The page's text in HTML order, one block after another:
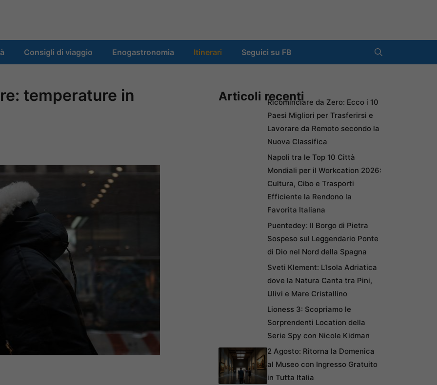
Consigli di viaggio Enogastronomia Itinerari Seguici su FB
temperature in
Articoli recentiRicominciare da Zero: Ecco i 10
Paesi Migliori per Trasferirsi e
Lavorare da Remoto secondo la
Nuova Classifica
Napoli tra le Top 10 Città
Mondiali per il Workcation 2026:
Cultura, Cibo e Trasporti
Efficiente la Rendono la
Favorita Italiana
Puentedey: Il Borgo di Pietra
Sospeso sul Leggendario Ponte
di Dio nel Nord della Spagna
Sveti Klement: L’Isola Adriatica
dove la Natura Canta tra Pini,
Ulivi e Mare Cristallino
Lioness 3: Scopriamo le
Sorprendenti Location della
Serie Spy con Nicole Kidman
2 Agosto: Ritorna la Domenica
al Museo con Ingresso Gratuito
in Tutta Italia